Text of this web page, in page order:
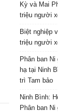
Kỳ và Mai
triệu người
Biệt nghiệp
triệu người
Phân ban
hạ tại Ninh
trì Tam bảo
Ninh Bình:
Phân ban